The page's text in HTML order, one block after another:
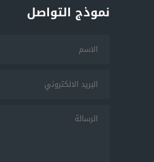
نموذج التواصل